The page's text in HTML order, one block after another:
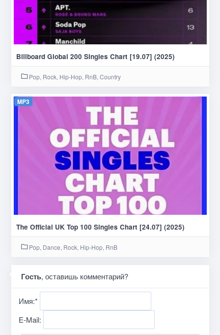
Billboard Global 200 Singles Chart [19.07] (2025)
Pop, Rock, Hip-Hop, RnB, Country
MP3
The Official UK Top 100 Singles Chart [24.07] (2025)
Pop, Dance, Rock, Hip-Hop, RnB
Гость, оставишь комментарий?
Имя:*
E-Mail: